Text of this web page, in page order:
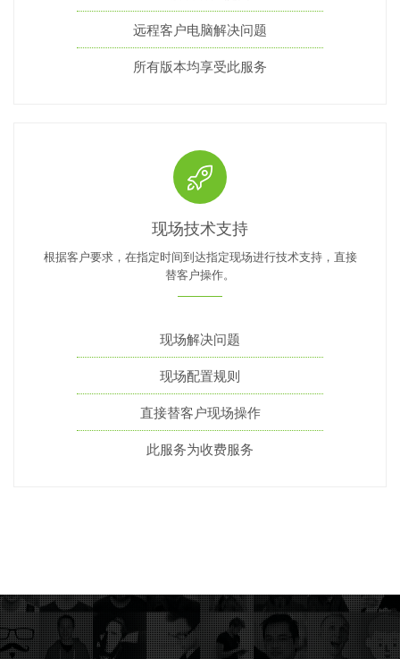
远程客户电脑解决问题
所有版本均享受此服务
现场技术支持
根据客户要求，在指定时间到达指定现场进行技术支持，直接
替客户操作。
现场解决问题
现场配置规则
直接替客户现场操作
此服务为收费服务